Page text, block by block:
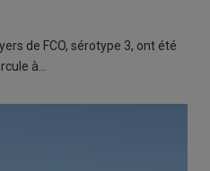
de FCO, sérotype 3, ont été
à…